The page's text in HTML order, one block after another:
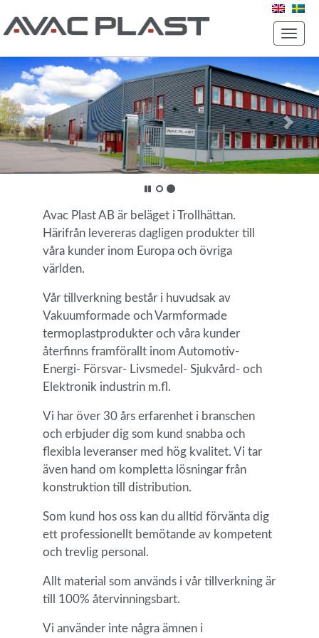
Toggle
Avac Plast AB är beläget i Trollhättan.
Härifrån levereras dagligen produkter till
våra kunder inom Europa och övriga
världen.
Vår tillverkning består i huvudsak av
Vakuumformade och Varmformade
termoplastprodukter och våra kunder
återfinns framförallt inom Automotiv-
Energi- Försvar- Livsmedel- Sjukvård- och
Elektronik industrin m.fl.
Vi har över 30 års erfarenhet i branschen
och erbjuder dig som kund snabba och
flexibla leveranser med hög kvalitet. Vi tar
även hand om kompletta lösningar från
konstruktion till distribution.
Som kund hos oss kan du alltid förvänta dig
ett professionellt bemötande av kompetent
och trevlig personal.
Allt material som används i vår tillverkning är
till 100% återvinningsbart.
Vi använder inte några ämnen i